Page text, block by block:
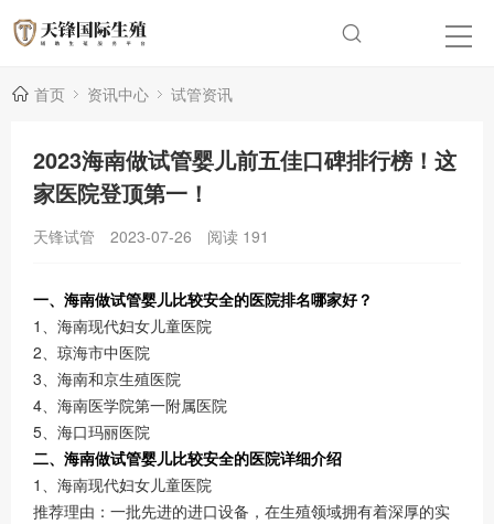
首页 资讯中心 试管资讯
2023海南做试管婴儿前五佳口碑排行榜！这
家医院登顶第一！
天锋试管 2023-07-26 阅读 191
一、海南做试管婴儿比较安全的医院排名哪家好？
1、海南现代妇女儿童医院
2、琼海市中医院
3、海南和京生殖医院
4、海南医学院第一附属医院
5、海口玛丽医院
二、海南做试管婴儿比较安全的医院详细介绍
1、海南现代妇女儿童医院
推荐理由：一批先进的进口设备，在生殖领域拥有着深厚的实